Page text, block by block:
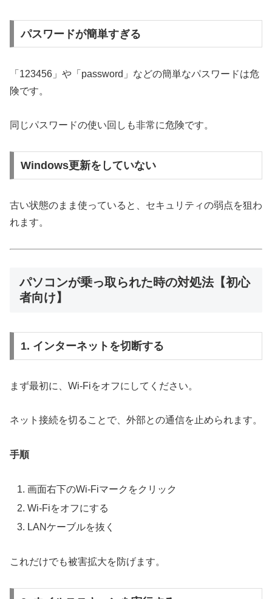
パスワードが簡単すぎる
「123456」や「password」などの簡単なパスワードは危
険です。
同じパスワードの使い回しも非常に危険です。
Windows更新をしていない
古い状態のまま使っていると、セキュリティの弱点を狙わ
れます。
パソコンが乗っ取られた時の対処法【初心
者向け】
1. インターネットを切断する
まず最初に、Wi-Fiをオフにしてください。
ネット接続を切ることで、外部との通信を止められます。
手順
画面右下のWi-Fiマークをクリック
Wi-Fiをオフにする
LANケーブルを抜く
これだけでも被害拡大を防げます。